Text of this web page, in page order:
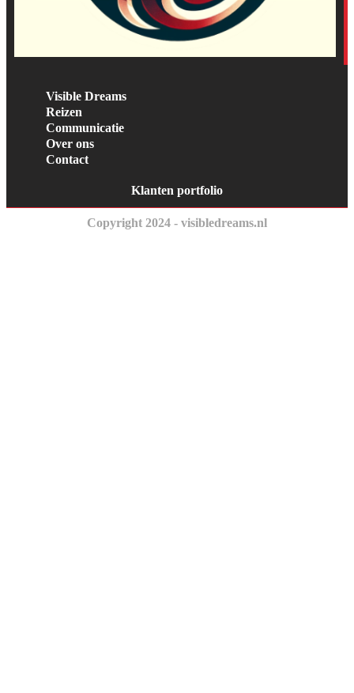
Visible Dreams
Reizen
Communicatie
Over ons
Contact
Klanten portfolio
Copyright 2024 - visibledreams.nl